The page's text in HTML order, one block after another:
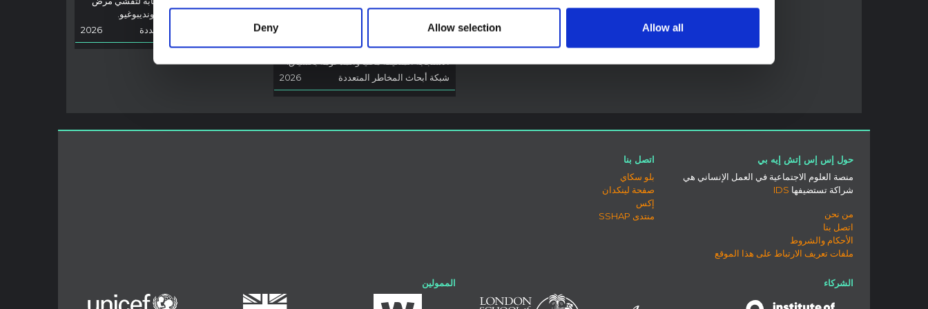
Deny Allow selection Allow all
المرض، لا يزال هناك خطر كبير لعودة ظهور المر
ض. تعمل اليونيسف مع الحكومة والشركاء، بما في
ذلك منظمات الأمم المتحدة الأخرى، على جانبي الح
دود، وأرسلت إمدادات علاج الكوليرا، بما في ذلك م
را لكل مجموعة) والمكملات الغذائية عالية الطاقة و
ز تدابير الوقاية، مثل غسل اليدين بالصابون، في الم
تخليق سريع للدروس المستفادة من أبحاث
العلوم الاجتماعية والسلوكية السابقة حول
الإيبولا لتسليط الضوء على رؤى حرجة لجهود
الاستجابة المتكيفة محليًا والمدعومة بالسياق.
شبكة أبحاث المخاطر المتعددة
2026
الإيبولا الناجم عن فيروس بونديبوغيو.
شبكة أبحاث المخاطر المتعددة
2026
حول إس إس إتش إيه بي
منصة العلوم الاجتماعية في العمل الإنساني هي
شراكة تستضيفها IDS
من نحن
اتصل بنا
الأحكام والشروط
ملفات تعريف الارتباط على هذا الموقع
اتصل بنا
بلو سكاي
صفحة لينكدان
إكس
منتدى SSHAP
الشركاء الممولين